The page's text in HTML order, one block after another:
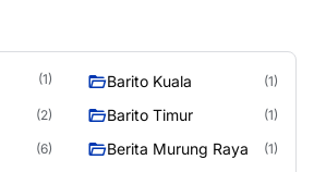
(1) Barito Kuala (1)
(2) Barito Timur (1)
(6) Berita Murung Raya (1)